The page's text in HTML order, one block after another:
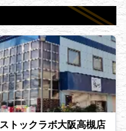
ストックラボ大阪高槻店